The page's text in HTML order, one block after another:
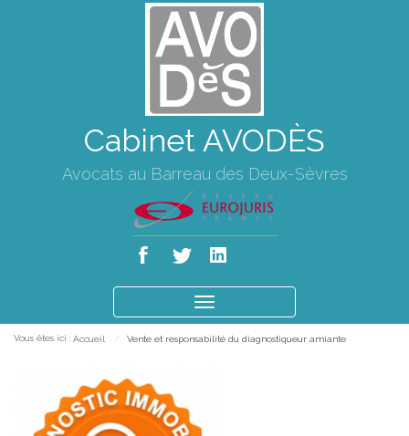
Cabinet AVODÈS
Avocats au Barreau des Deux-Sèvres
le
Vous êtes ici : Accueil Vente et responsabilité du diagnostiqueur amiante